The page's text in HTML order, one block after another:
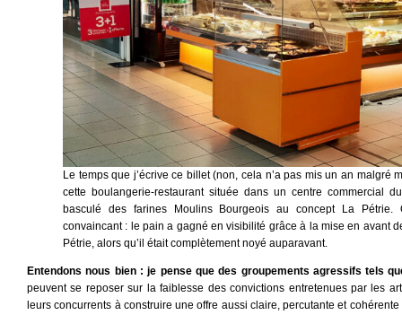
Le temps que j’écrive ce billet (non, cela n’a pas mis un an malgré
cette boulangerie-restaurant située dans un centre commercial
basculé des farines Moulins Bourgeois au concept La Pétrie.
convaincant : le pain a gagné en visibilité grâce à la mise en avant
Pétrie, alors qu’il était complètement noyé auparavant.
Entendons nous bien : je pense que des groupements agressifs tels
peuvent se reposer sur la faiblesse des convictions entretenues par les
leurs concurrents à construire une offre aussi claire, percutante et